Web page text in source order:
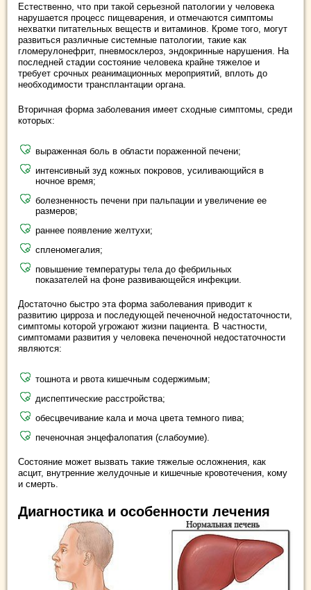
Естественно, что при такой серьезной патологии у человека
нарушается процесс пищеварения, и отмечаются симптомы
нехватки питательных веществ и витаминов. Кроме того, могут
развиться различные системные патологии, такие как
гломерулонефрит, пневмосклероз, эндокринные нарушения. На
последней стадии состояние человека крайне тяжелое и
требует срочных реанимационных мероприятий, вплоть до
необходимости трансплантации органа.
Вторичная форма заболевания имеет сходные симптомы, среди
которых:
выраженная боль в области пораженной печени;
интенсивный зуд кожных покровов, усиливающийся в
ночное время;
болезненность печени при пальпации и увеличение ее
размеров;
раннее появление желтухи;
спленомегалия;
повышение температуры тела до фебрильных
показателей на фоне развивающейся инфекции.
Достаточно быстро эта форма заболевания приводит к
развитию цирроза и последующей печеночной недостаточности,
симптомы которой угрожают жизни пациента. В частности,
симптомами развития у человека печеночной недостаточности
являются:
тошнота и рвота кишечным содержимым;
диспептические расстройства;
обесцвечивание кала и моча цвета темного пива;
печеночная энцефалопатия (слабоумие).
Состояние может вызвать такие тяжелые осложнения, как
асцит, внутренние желудочные и кишечные кровотечения, кому
и смерть.
Диагностика и особенности лечения